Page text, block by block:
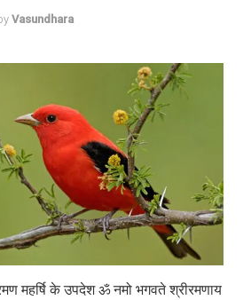
Vasundhara
महर्षि के उपदेश ॐ नमो भगवते श्रीरमणाय